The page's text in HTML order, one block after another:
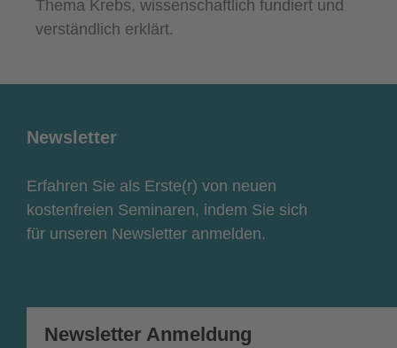
Thema Krebs, wissenschaftlich fundiert und
verständlich erklärt.
Newsletter
Erfahren Sie als Erste(r) von neuen
kostenfreien Seminaren, indem Sie sich
für unseren Newsletter anmelden.
Newsletter Anmeldung